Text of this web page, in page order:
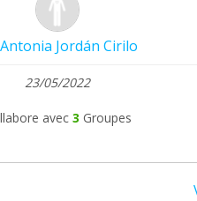
Jordán Cirilo
23/05/2022
avec 3 Groupes